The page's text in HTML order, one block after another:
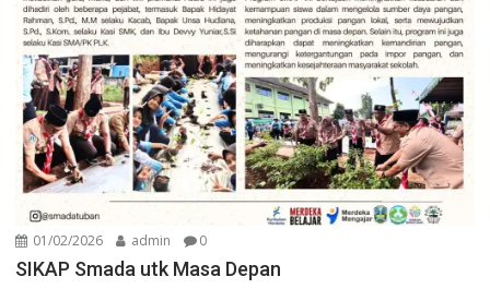
01/02/2026 admin 0
SIKAP Smada utk Masa Depan